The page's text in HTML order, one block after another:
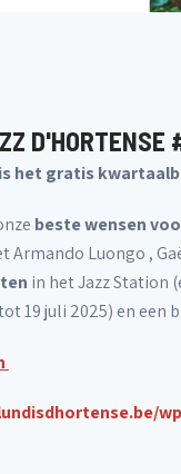
D'HORTENSE
het gratis
beste wensen
Armando Luongo ,
in het Jazz Station
19 juli 2025) en een